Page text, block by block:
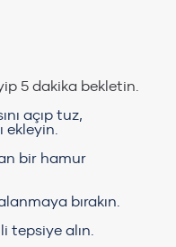
5 dakika bekletin.
açıp tuz,
ekleyin.
bir hamur
bırakın.
tepsiye alın.